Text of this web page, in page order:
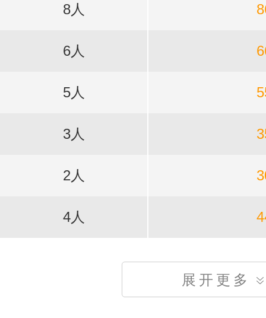
8人
6人
5人
3人
2人
4人
展开更多